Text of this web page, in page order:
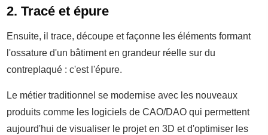
2. Tracé et épure
Ensuite, il trace, découpe et façonne les éléments formant
l'ossature d'un bâtiment en grandeur réelle sur du
contreplaqué : c'est l'épure.
Le métier traditionnel se modernise avec les nouveaux
produits comme les logiciels de CAO/DAO qui permettent
aujourd'hui de visualiser le projet en 3D et d'optimiser les